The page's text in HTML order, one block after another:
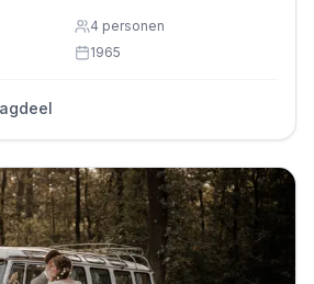
4 personen
1965